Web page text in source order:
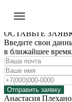
ОСТАВЬТЕ
Введите свои
в ближайшее время.
Отправить заявку
Анастасия